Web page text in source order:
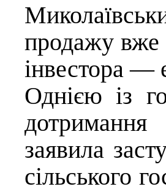
продажу вже
інвестора —
Однією із
заявила
сільського